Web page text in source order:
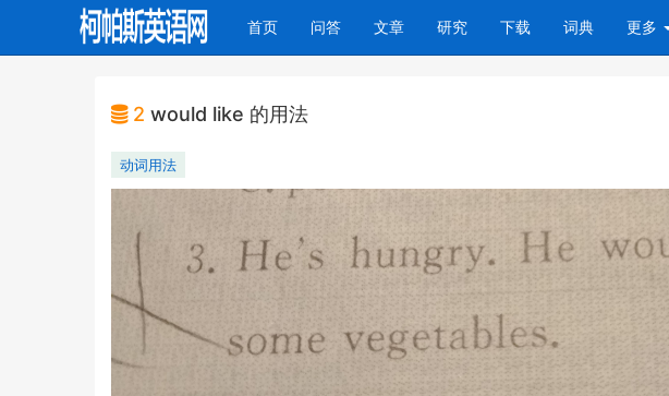
首页(current)
问答 文章 研究 下载 词典 更多
2 would like 的用法
动词用法